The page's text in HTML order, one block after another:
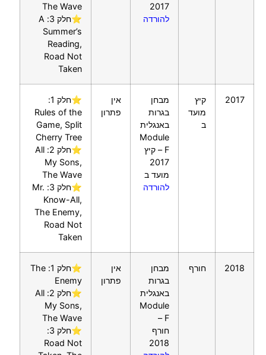
2017
להורדה
The Wave
⭐חלק 3: A
Summer’s
Reading,
Road Not
Taken
2017
קיץ
מועד
ב
מבחן
בגרות
באנגלית
Module
F – קיץ
2017
מועד ב
להורדה
אין
פתרון
⭐חלק 1:
Rules of the
Game, Split
Cherry Tree
⭐חלק 2: All
My Sons,
The Wave
⭐חלק 3: Mr.
Know-All,
The Enemy,
Road Not
Taken
2018 חורף
מבחן
בגרות
באנגלית
Module
F –
חורף
2018
אין
פתרון
⭐חלק 1: The
Enemy
⭐חלק 2: All
My Sons,
The Wave
⭐חלק 3:
Road Not